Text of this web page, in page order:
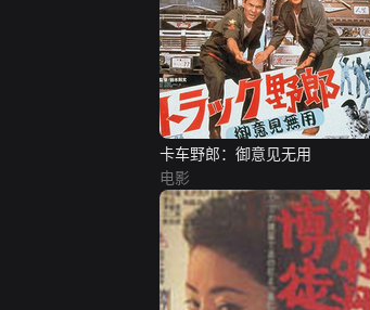
卡车野郎：御意见无用
电影